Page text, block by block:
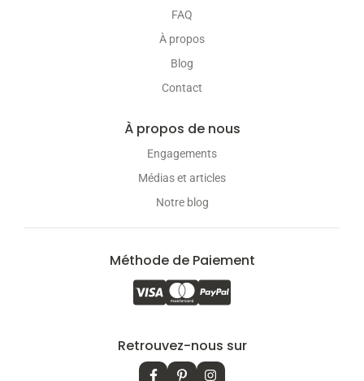
FAQ
À propos
Blog
Contact
À propos de nous
Engagements
Médias et articles
Notre blog
Méthode de Paiement
Retrouvez-nous sur